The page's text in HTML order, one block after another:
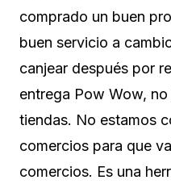
comprado un buen
buen servicio a
canjear después por
entrega Pow Wow,
tiendas. No estamos
comercios para que
comercios. Es una